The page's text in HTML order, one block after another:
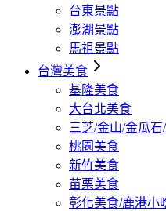
台東景點
澎湖景點
馬祖景點
台灣美食
基隆美食
大台北美食
三芝/金山/金瓜石
桃園美食
新竹美食
苗栗美食
彰化美食/鹿港小